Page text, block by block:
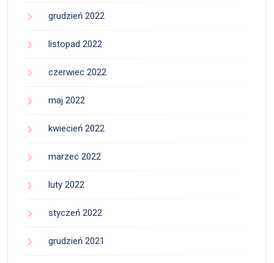
grudzień 2022
listopad 2022
czerwiec 2022
maj 2022
kwiecień 2022
marzec 2022
luty 2022
styczeń 2022
grudzień 2021